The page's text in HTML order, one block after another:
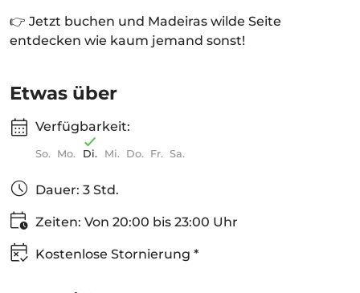
👉 Jetzt buchen und Madeiras wilde Seite
entdecken wie kaum jemand sonst!
Etwas über
Verfügbarkeit:
So. Mo. Di. Mi. Do. Fr. Sa.
Dauer: 3 Std.
Zeiten: Von 20:00 bis 23:00 Uhr
Kostenlose Stornierung *